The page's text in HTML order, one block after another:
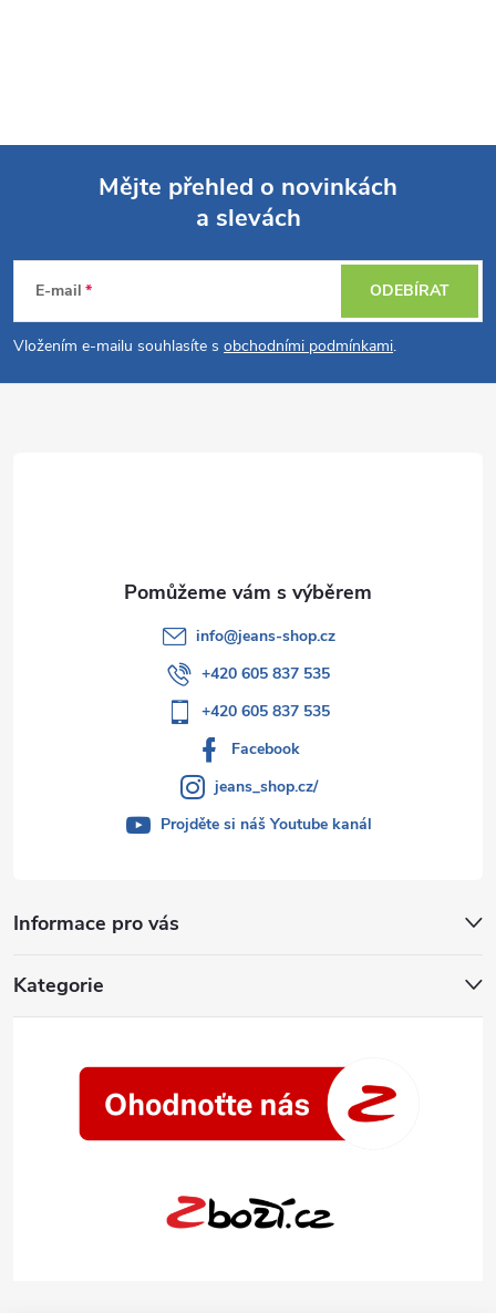
p
a
Mějte přehled o novinkách
a slevách
E-mail
Vložením e-mailu souhlasíte s obchodními podmínkami.
ODEBÍRAT
Informace pro vás
Kategorie
info@jeans-shop.cz
+420 605 837 535
+420 605 837 535
Facebook
jeans_shop.cz/
Projděte si náš Youtube kanál